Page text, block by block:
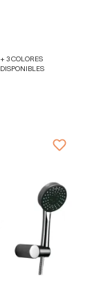
+ 3 COLORES
DISPONIBLES